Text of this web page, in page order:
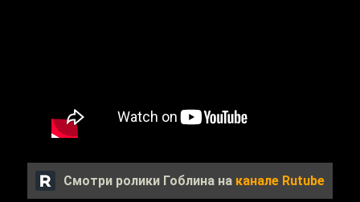
Смотри ролики Гоблина на канале Rutube